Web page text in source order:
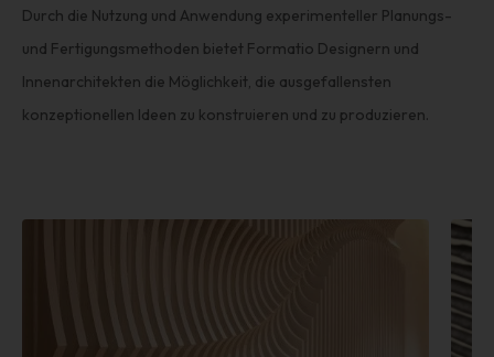
Durch die Nutzung und Anwendung experimenteller Planungs-
und Fertigungsmethoden bietet Formatio Designern und
Innenarchitekten die Möglichkeit, die ausgefallensten
konzeptionellen Ideen zu konstruieren und zu produzieren.